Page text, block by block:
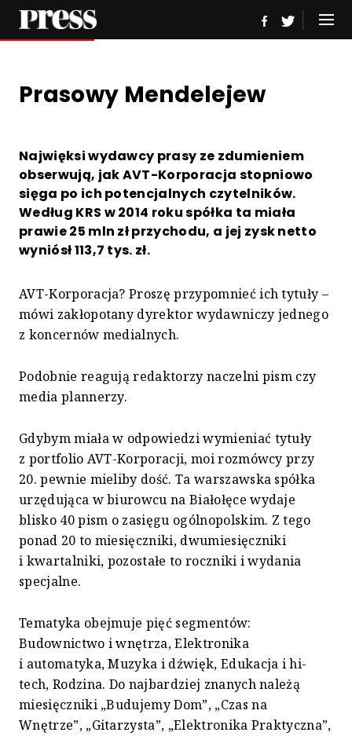
Prasowy Mendelejew
Najwięksi wydawcy prasy ze zdumieniem
obserwują, jak AVT-Korporacja stopniowo
sięga po ich potencjalnych czytelników.
Według KRS w 2014 roku spółka ta miała
prawie 25 mln zł przychodu, a jej zysk netto
wyniósł 113,7 tys. zł.
AVT-Korporacja? Proszę przypomnieć ich tytuły –
mówi zakłopotany dyrektor wydawniczy jednego
z koncernów medialnych.
Podobnie reagują redaktorzy naczelni pism czy
media plannerzy.
Gdybym miała w odpowiedzi wymieniać tytuły
z portfolio AVT-Korporacji, moi rozmówcy przy
20. pewnie mieliby dość. Ta warszawska spółka
urzędująca w biurowcu na Białołęce wydaje
blisko 40 pism o zasięgu ogólnopolskim. Z tego
ponad 20 to miesięczniki, dwumiesięczniki
i kwartalniki, pozostałe to roczniki i wydania
specjalne.
Tematyka obejmuje pięć segmentów:
Budownictwo i wnętrza, Elektronika
i automatyka, Muzyka i dźwięk, Edukacja i hi-
tech, Rodzina. Do najbardziej znanych należą
miesięczniki „Budujemy Dom”, „Czas na
Wnętrze”, „Gitarzysta”, „Elektronika Praktyczna”,